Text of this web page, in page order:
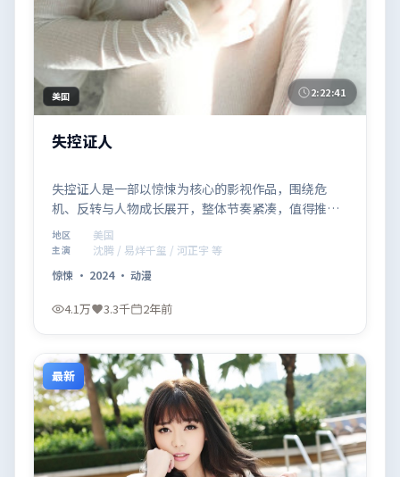
美国 2:22:41
失控证人
失控证人是一部以惊悚为核心的影视作品，围绕危
机、反转与人物成长展开，整体节奏紧凑，值得推荐
观看。
地区 美国
主演
沈腾 / 易烊千玺 / 河正宇 等
惊悚 · 2024· 动漫
4.1万 3.3千 2年前
最新